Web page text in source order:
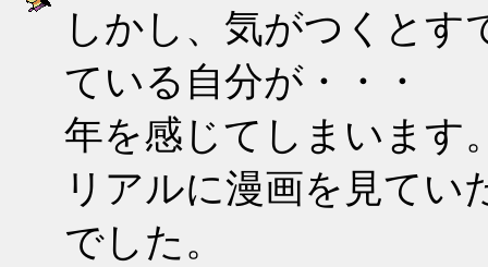
しかし、気がつくとす
ている自分が・・・
年を感じてしまいます
リアルに漫画を見てい
でした。